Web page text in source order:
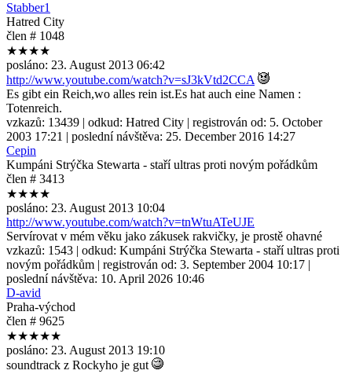
Stabber1
Hatred City
člen # 1048
★★★★
posláno: 23. August 2013 06:42
http://www.youtube.com/watch?v=sJ3kVtd2CCA
Es gibt ein Reich,wo alles rein ist.Es hat auch eine Namen :
Totenreich.
vzkazů: 13439 | odkud: Hatred City | registrován od: 5. October
2003 17:21 | poslední návštěva: 25. December 2016 14:27
Cepin
Kumpáni Strýčka Stewarta - staří ultras proti novým pořádkům
člen # 3413
★★★★
posláno: 23. August 2013 10:04
http://www.youtube.com/watch?v=tnWtuATeUJE
Servírovat v mém věku jako zákusek rakvičky, je prostě ohavné
vzkazů: 1543 | odkud: Kumpáni Strýčka Stewarta - staří ultras proti
novým pořádkům | registrován od: 3. September 2004 10:17 |
poslední návštěva: 10. April 2026 10:46
D-avid
Praha-východ
člen # 9625
★★★★★
posláno: 23. August 2013 19:10
soundtrack z Rockyho je gut